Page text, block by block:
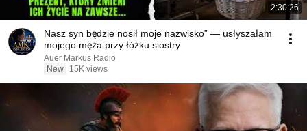
2:30:26
Nasz syn będzie nosił moje nazwisko” — usłyszałam
mojego męża przy łóżku siostry
Auer Markus Radio
New
15K views